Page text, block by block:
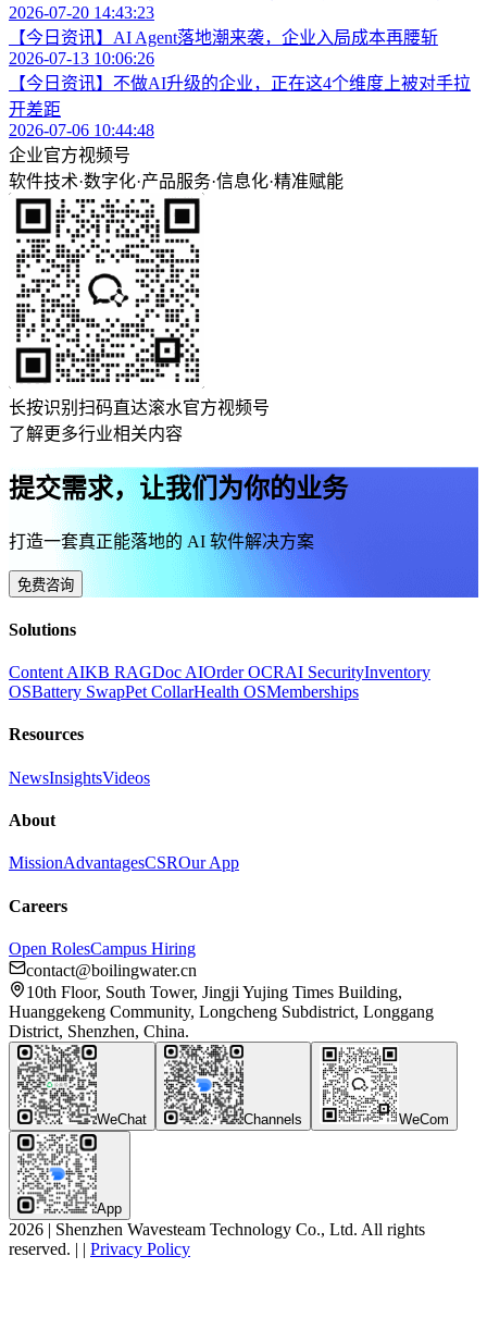
2026-07-20 14:43:23
【今日资讯】AI Agent落地潮来袭，企业入局成本再腰斩
2026-07-13 10:06:26
【今日资讯】不做AI升级的企业，正在这4个维度上被对手拉
开差距
2026-07-06 10:44:48
企业官方视频号
软件技术·数字化·产品服务·信息化·精准赋能
长按识别扫码直达滚水官方视频号
了解更多行业相关内容
提交需求，让我们为你的业务
打造一套真正能落地的 AI 软件解决方案
免费咨询
Solutions
Content AIKB RAGDoc AIOrder OCRAI SecurityInventory
OSBattery SwapPet CollarHealth OSMemberships
Resources
NewsInsightsVideos
About
MissionAdvantagesCSROur App
Careers
Open RolesCampus Hiring
contact@boilingwater.cn
10th Floor, South Tower, Jingji Yujing Times Building,
Huanggekeng Community, Longcheng Subdistrict, Longgang
District, Shenzhen, China.
WeChat Channels WeCom
App
2026 | Shenzhen Wavesteam Technology Co., Ltd. All rights
reserved. | | Privacy Policy